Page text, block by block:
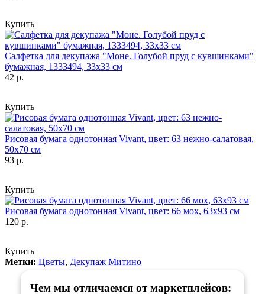
Купить
Салфетка для декупажа "Моне. Голубой пруд с кувшинками"
бумажная, 1333494, 33х33 см
42 р.
Купить
Рисовая бумага однотонная Vivant, цвет: 63 нежно-салатовая,
50х70 см
93 р.
Купить
Рисовая бумага однотонная Vivant, цвет: 66 мох, 63х93 см
120 р.
Купить
Метки: Цветы, Декупаж Митино
Чем мы отличаемся от маркетплейсов: